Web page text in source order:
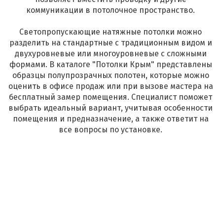
коммуникации в потолочное пространство.
Светопропускающие натяжные потолки можно
разделить на стандартные с традиционным видом и
двухуровневые или многоуровневые с сложными
формами. В каталоге "Потолки Крым" представлены
образцы полупрозрачных полотен, которые можно
оценить в офисе продаж или при вызове мастера на
бесплатный замер помещения. Специалист поможет
выбрать идеальный вариант, учитывая особенности
помещения и предназначение, а также ответит на
все вопросы по установке.